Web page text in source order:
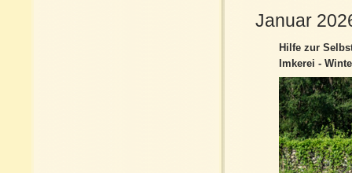
Januar
Hilfe zur
Imkerei -